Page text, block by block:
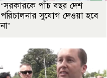
‘সরকারকে পাঁচ বছর দেশ
পরিচালনার সুযোগ দেওয়া হবে
না’